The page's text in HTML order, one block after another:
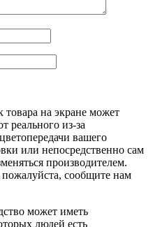
товара на экране может
реального из-за
вашего
или непосредственно сам
производителем.
сообщите нам
может иметь
людей есть